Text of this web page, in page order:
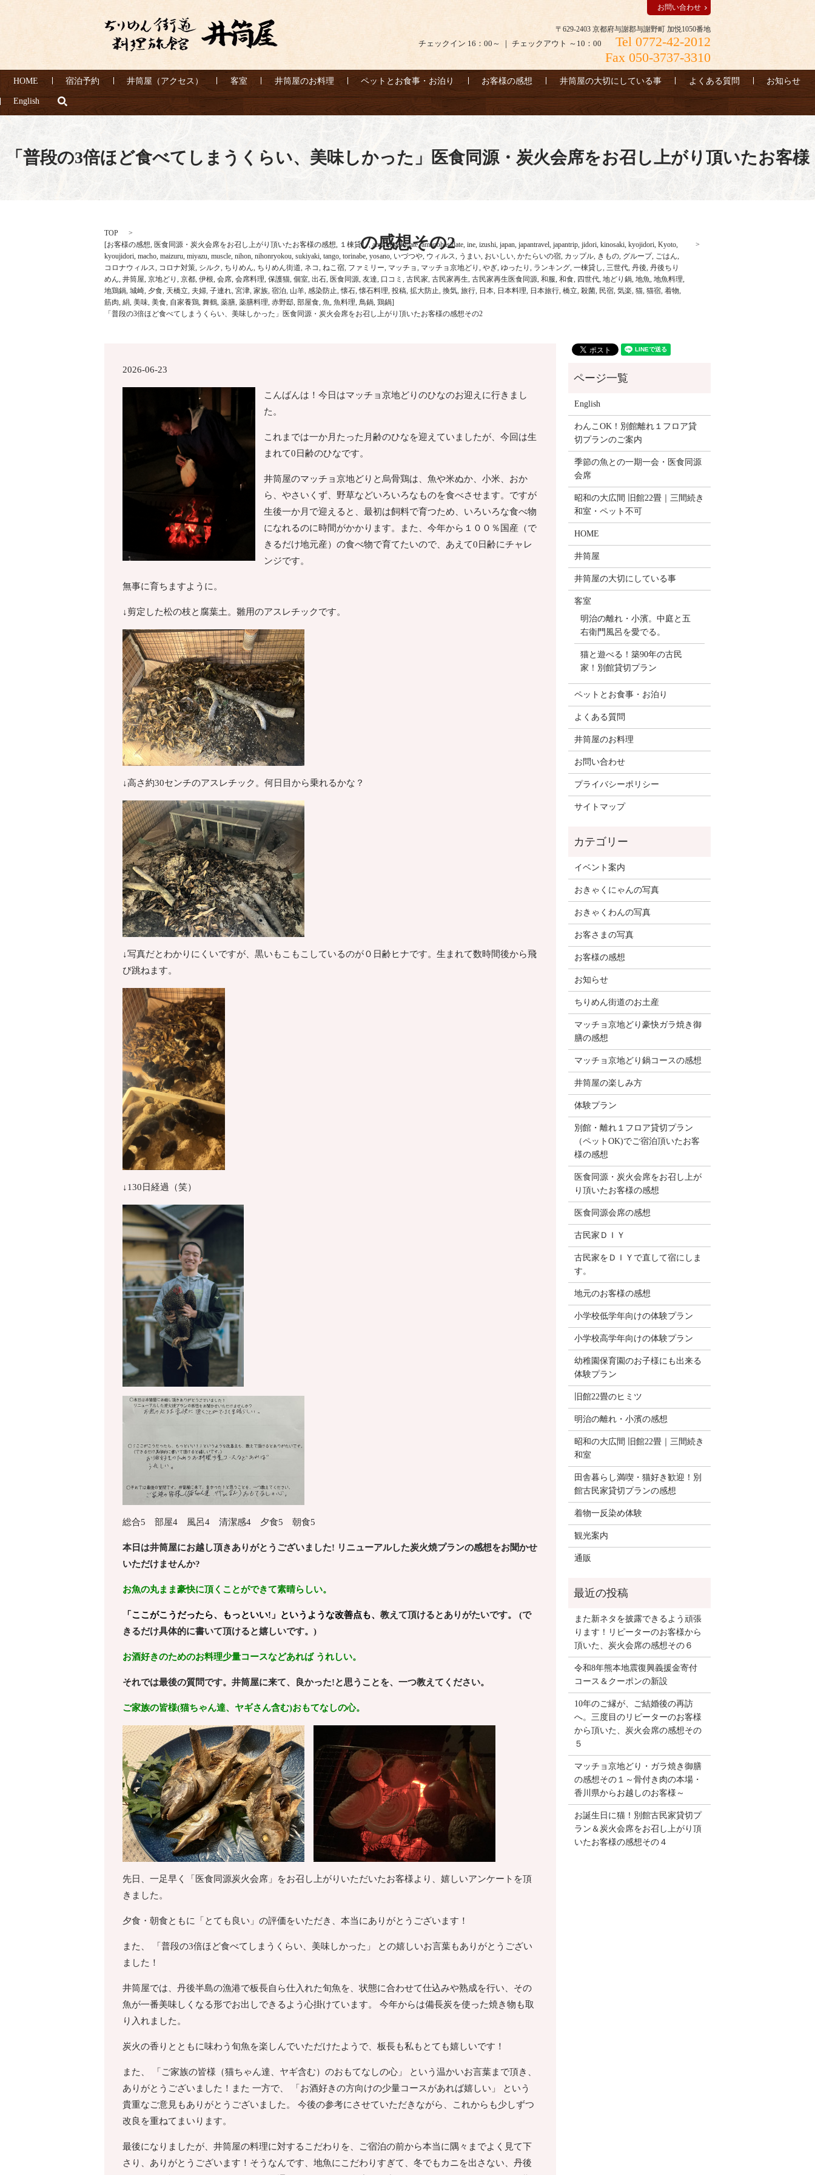
〒629-2403 京都府与謝郡与謝野町 加悦1050番地
チェックイン 16：00～ ｜ チェックアウト ～10：00
Tel 0772-42-2012
Fax 050-3737-3310
お問い合わせ
HOME 宿泊予約 井筒屋（アクセス） 客室 井筒屋のお料理 ペットとお食事・お泊り お客様の感想 井筒屋の大切にしている事 よくある質問 お知らせ
English
「普段の3倍ほど食べてしまうくらい、美味しかった」医食同源・炭火会席をお召し上がり頂いたお客様
の感想その2
TOP
[お客様の感想, 医食同源・炭火会席をお召し上がり頂いたお客様の感想, １棟貸し, amanohashidate,amanohasidate, ine, izushi, japan, japantravel, japantrip, jidori, kinosaki, kyojidori, Kyoto,
kyoujidori, macho, maizuru, miyazu, muscle, nihon, nihonryokou, sukiyaki, tango, torinabe, yosano, いづつや, ウィルス, うまい, おいしい, かたらいの宿, カップル, きもの, グループ, ごはん,
コロナウィルス, コロナ対策, シルク, ちりめん, ちりめん街道, ネコ, ねこ宿, ファミリー, マッチョ, マッチョ京地どり , やぎ, ゆったり , ランキング, 一棟貸し, 三世代, 丹後, 丹後ちり
めん, 井筒屋, 京地どり , 京都, 伊根, 会席, 会席料理, 保護猫, 個室, 出石, 医食同源, 友達, 口コミ , 古民家, 古民家再生, 古民家再生医食同源, 和服, 和食, 四世代, 地どり鍋, 地魚, 地魚料理,
地鶏鍋, 城崎, 夕食, 天橋立, 夫婦, 子連れ, 宮津, 家族, 宿泊, 山羊, 感染防止,懐石,懐石料理, 投稿, 拡大防止, 換気, 旅行, 日本, 日本料理, 日本旅行, 橋立, 殺菌, 民宿, 気楽, 猫, 猫宿, 着物,
筋肉, 絹, 美味, 美食, 自家養鶏, 舞鶴, 薬膳, 薬膳料理, 赤野邸, 部屋食, 魚, 魚料理, 鳥鍋, 鶏鍋]
「普段の3倍ほど食べてしまうくらい、美味しかった」医食同源・炭火会席をお召し上がり頂いたお客様の感想その2
2026-06-23
こんばんは！今日はマッチョ京地どりのひなのお迎えに行きまし
た。
これまでは一か月たった月齢のひなを迎えていましたが、今回は生
まれて0日齢のひなです。
井筒屋のマッチョ京地どりと烏骨鶏は、魚や米ぬか、小米、おか
ら、やさいくず、野草などいろいろなものを食べさせます。ですが
生後一か月で迎えると、最初は飼料で育つため、いろいろな食べ物
になれるのに時間がかかります。また、今年から１００％国産（で
きるだけ地元産）の食べ物で育てたいので、あえて0日齢にチャレ
ンジです。
無事に育ちますように。
↓剪定した松の枝と腐葉土。雛用のアスレチックです。
↓高さ約30センチのアスレチック。何日目から乗れるかな？
↓写真だとわかりにくいですが、黒いもこもこしているのが０日齢ヒナです。生まれて数時間後から飛
び跳ねます。
↓130日経過（笑）
総合5 部屋4 風呂4 清潔感4 夕食5 朝食5
本日は井筒屋にお越し頂きありがとうございました! リニューアルした炭火焼プランの感想をお聞かせ
いただけませんか?
お魚の丸まま豪快に頂くことができて素晴らしい。
「ここがこうだったら、もっといい!」というような改善点も、 教えて頂けるとありがたいです。 (で
きるだけ具体的に書いて頂けると嬉しいです。)
お酒好きのためのお料理少量コースなどあれば うれしい。
それでは最後の質問です。井筒屋に来て、良かった!と思うことを、一つ教えてください。
ご家族の皆様(猫ちゃん達、ヤギさん含む)おもてなしの心。
先日、一足早く「医食同源炭火会席」をお召し上がりいただいたお客様より、嬉しいアンケートを頂
きました。
夕食・朝食ともに「とても良い」の評価をいただき、本当にありがとうございます！
また、 「普段の3倍ほど食べてしまうくらい、美味しかった」 との嬉しいお言葉もありがとうござい
ました！
井筒屋では、丹後半島の漁港で板長自ら仕入れた旬魚を、状態に合わせて仕込みや熟成を行い、その
魚が一番美味しくなる形でお出しできるよう心掛けています。 今年からは備長炭を使った焼き物も取
り入れました。
炭火の香りとともに味わう旬魚を楽しんでいただけたようで、板長も私もとても嬉しいです！
また、 「ご家族の皆様（猫ちゃん達、ヤギ含む）のおもてなしの心」 という温かいお言葉まで頂き、
ありがとうございました！また 一方で、 「お酒好きの方向けの少量コースがあれば嬉しい」 という
貴重なご意見もありがとうございました。 今後の参考にさせていただきながら、これからも少しずつ
改良を重ねてまいります。
最後になりましたが、井筒屋の料理に対するこだわりを、ご宿泊の前から本当に隅々までよく見て下
さり、ありがとうございます！そうなんです、地魚にこだわりすぎて、冬でもカニを出さない、丹後
English
わんこOK！別館離れ１フロア貸
切プランのご案内
季節の魚との一期一会・医食同源
会席
昭和の大広間 旧館22畳｜三間続き
和室・ペット不可
HOME
井筒屋
井筒屋の大切にしている事
客室
明治の離れ・小濱。中庭と五
右衛門風呂を愛でる。
猫と遊べる！築90年の古民
家！別館貸切プラン
ペットとお食事・お泊り
よくある質問
井筒屋のお料理
お問い合わせ
プライバシーポリシー
サイトマップ
イベント案内
おきゃくにゃんの写真
おきゃくわんの写真
お客さまの写真
お客様の感想
お知らせ
ちりめん街道のお土産
マッチョ京地どり豪快ガラ焼き御
膳の感想
マッチョ京地どり鍋コースの感想
井筒屋の楽しみ方
体験プラン
別館・離れ１フロア貸切プラン
（ペットOK)でご宿泊頂いたお客
様の感想
医食同源・炭火会席をお召し上が
り頂いたお客様の感想
医食同源会席の感想
古民家ＤＩＹ
古民家をＤＩＹで直して宿にしま
す。
地元のお客様の感想
小学校低学年向けの体験プラン
小学校高学年向けの体験プラン
幼稚園保育園のお子様にも出来る
体験プラン
旧館22畳のヒミツ
明治の離れ・小濱の感想
昭和の大広間 旧館22畳｜三間続き
和室
田舎暮らし満喫・猫好き歓迎！別
館古民家貸切プランの感想
着物一反染め体験
観光案内
通販
また新ネタを披露できるよう頑張
ります！リピーターのお客様から
頂いた、炭火会席の感想その６
令和8年熊本地震復興義援金寄付
コース＆クーポンの新設
10年のご縁が、ご結婚後の再訪
へ。三度目のリピーターのお客様
から頂いた、炭火会席の感想その
５
マッチョ京地どり・ガラ焼き御膳
の感想その１～骨付き肉の本場・
香川県からお越しのお客様～
お誕生日に猫！別館古民家貸切プ
ラン＆炭火会席をお召し上がり頂
いたお客様の感想その４